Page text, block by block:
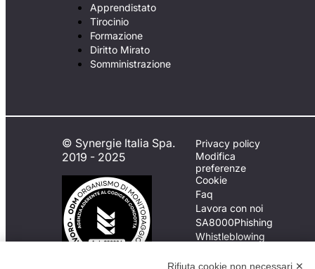
Apprendistato
Tirocinio
Formazione
Diritto Mirato
Somministrazione
© Synergie Italia Spa.
2019 - 2025
Privacy policy
Modifica
preferenze
Cookie
Faq
Lavora con noi
SA8000Phishing
Whistleblowing
Rifiuta cookie non necessari ✕